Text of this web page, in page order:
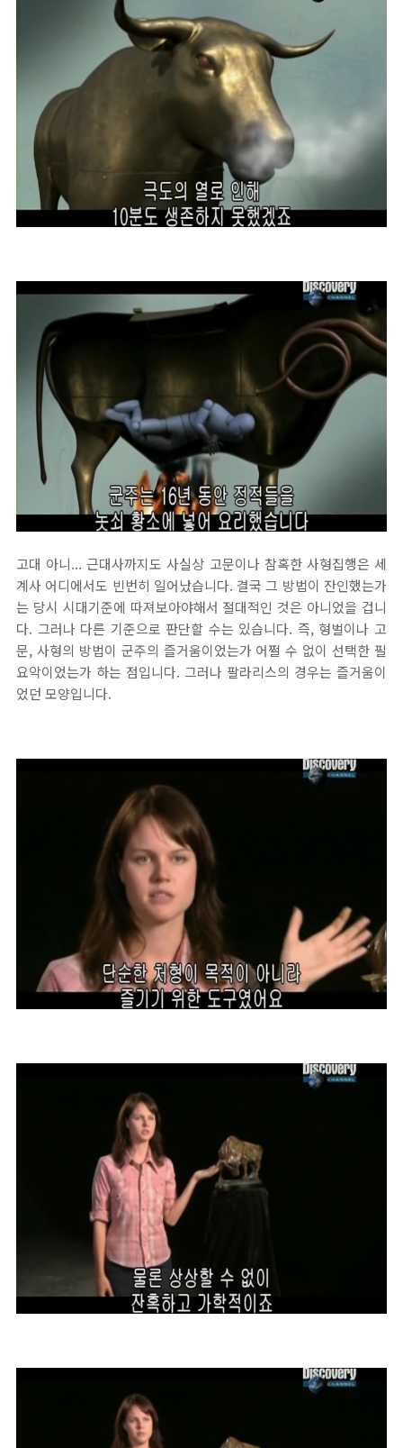
고대 아니... 근대사까지도 사실상 고문이나 참혹한 사형집행은 세
계사 어디에서도 빈번히 일어났습니다. 결국 그 방법이 잔인했는가
는 당시 시대기준에 따져보아야해서 절대적인 것은 아니었을 겁니
다. 그러나 다른 기준으로 판단할 수는 있습니다. 즉, 형벌이나 고
문, 사형의 방법이 군주의 즐거움이었는가 어쩔 수 없이 선택한 필
요악이었는가 하는 점입니다. 그러나 팔라리스의 경우는 즐거움이
었던 모양입니다.